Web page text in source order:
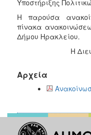
Υποστήριξης
Η παρούσα
πίνακα
Δήμου Ηρακλείου.
Η
Αρχεία